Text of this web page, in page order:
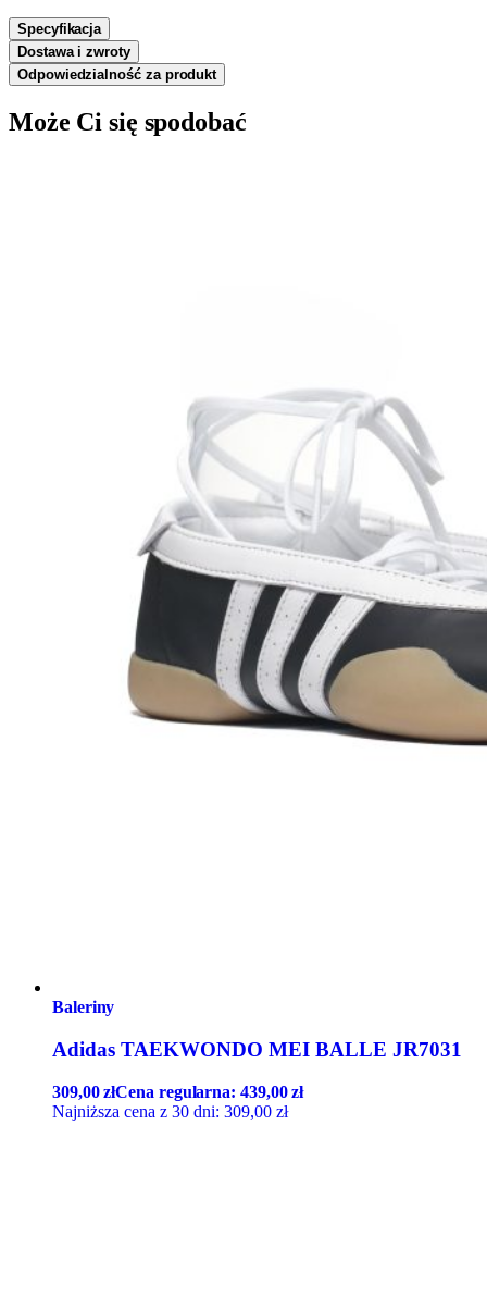
Specyfikacja
Dostawa i zwroty
Odpowiedzialność za produkt
Może Ci się spodobać
Baleriny
Adidas TAEKWONDO MEI BALLE JR7031
309,00złCena regularna:439,00zł
Najniższa cena z 30 dni: 309,00 zł